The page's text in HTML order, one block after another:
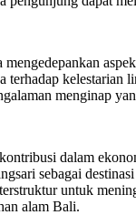
mengedepankan
terhadap
menginap
dalam
sebagai
untuk
alam Bali.